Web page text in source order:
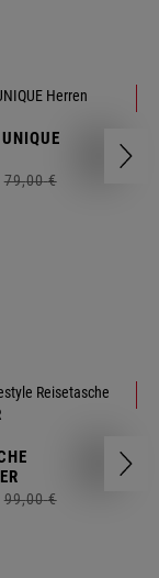
UNIQUE
79,00 €
99,00 €